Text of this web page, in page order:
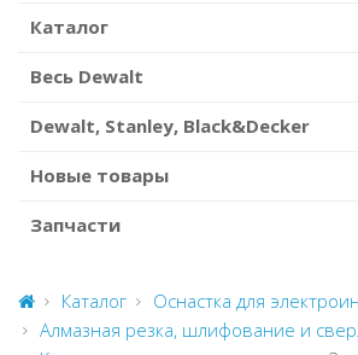
Каталог
Весь Dewalt
Dewalt, Stanley, Black&Decker
Новые товары
Запчасти
Каталог
Оснастка для
Алмазная резка, шлифование и